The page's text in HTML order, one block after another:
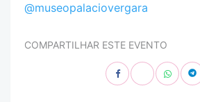
@museopalaciovergara
COMPARTILHAR ESTE EVENTO